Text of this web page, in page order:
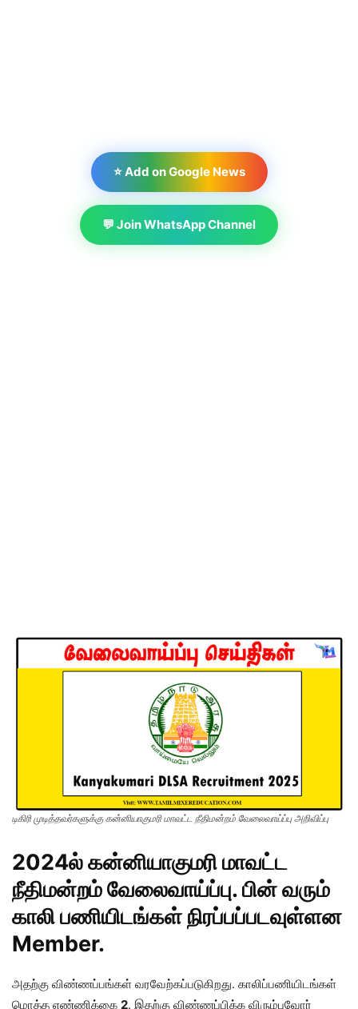
⭐ Add on Google News
💬 Join WhatsApp Channel
டிகிரி முடித்தவர்களுக்கு கன்னியாகுமரி மாவட்ட நீதிமன்றம் வேலைவாய்ப்பு அறிவிப்பு
2024ல் கன்னியாகுமரி மாவட்ட
நீதிமன்றம் வேலைவாய்ப்பு. பின் வரும்
காலி பணியிடங்கள் நிரப்பப்படவுள்ளன
Member.
அதற்கு விண்ணப்பங்கள் வரவேற்கப்படுகிறது. காலிப்பணியிடங்கள்
மொத்த எண்ணிக்கை 2. இதற்கு விண்ணப்பிக்க விரும்புவோர்